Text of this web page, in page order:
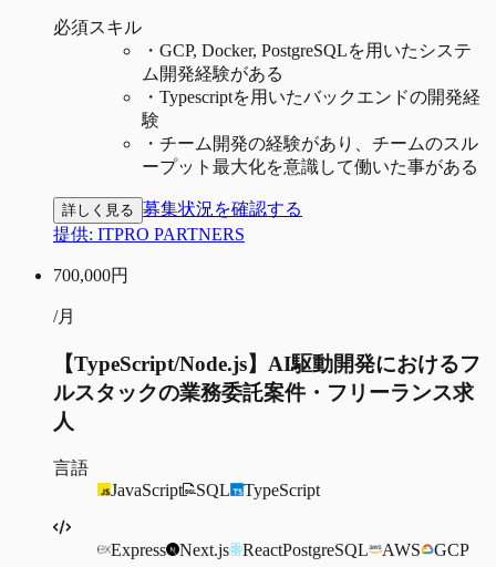
必須スキル
・ GCP, Docker, PostgreSQLを用いたシステ
ム開発経験がある
・ Typescriptを用いたバックエンドの開発経
験
・ チーム開発の経験があり、チームのスル
ープット最大化を意識して働いた事がある
詳しく見る 募集状況を確認する
提供: ITPRO PARTNERS
700,000円
/月
【TypeScript/Node.js】AI駆動開発におけるフ
ルスタックの業務委託案件・フリーランス求
人
言語
JavaScript
SQL TypeScript
Express Next.js ReactPostgreSQL AWS GCP